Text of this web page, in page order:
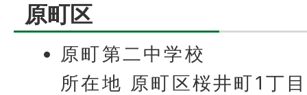
原町区
原町第二中学校
所在地 原町区桜井町1丁